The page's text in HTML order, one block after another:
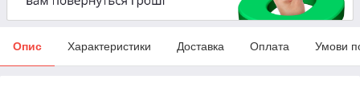
Опис Характеристики Доставка Оплата Умови